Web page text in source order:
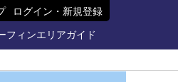
ログイン・新規登録
フィンエリアガイド